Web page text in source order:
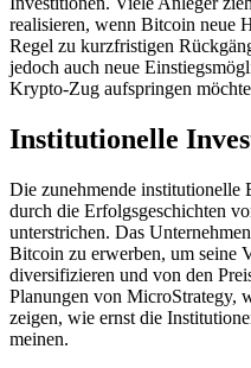
realisieren, wenn Bitcoin neue
Regel zu kurzfristigen
jedoch auch neue
Krypto-Zug aufspringen
Institutionelle
Die zunehmende
durch die Erfolgsgeschichten
unterstrichen. Das
Bitcoin zu erwerben, um seine
diversifizieren und von den
Planungen von MicroStrategy,
zeigen, wie ernst die
meinen.